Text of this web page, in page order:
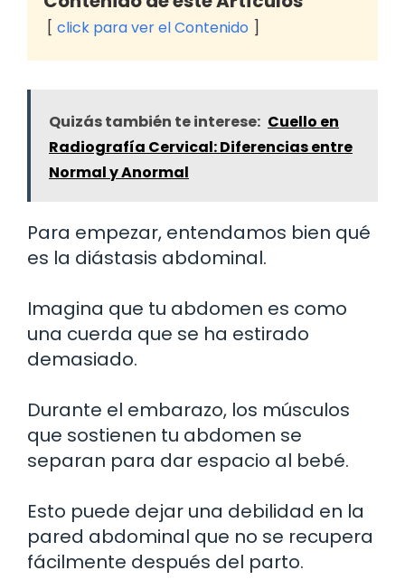
click para ver el Contenido
Quizás también te interese: Cuello en
Radiografía Cervical: Diferencias entre
Normal y Anormal
Para empezar, entendamos bien qué
es la diástasis abdominal.
Imagina que tu abdomen es como
una cuerda que se ha estirado
demasiado.
Durante el embarazo, los músculos
que sostienen tu abdomen se
separan para dar espacio al bebé.
Esto puede dejar una debilidad en la
pared abdominal que no se recupera
fácilmente después del parto.